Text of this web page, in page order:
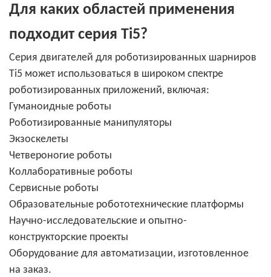
Для каких областей применения
подходит серия Ti5?
Серия двигателей для роботизированных шарниров
Ti5 может использоваться в широком спектре
роботизированных приложений, включая:
Гуманоидные роботы
Роботизированные манипуляторы
Экзоскелеты
Четвероногие роботы
Коллаборативные роботы
Сервисные роботы
Образовательные робототехнические платформы
Научно-исследовательские и опытно-
конструкторские проекты
Оборудование для автоматизации, изготовленное
на заказ.